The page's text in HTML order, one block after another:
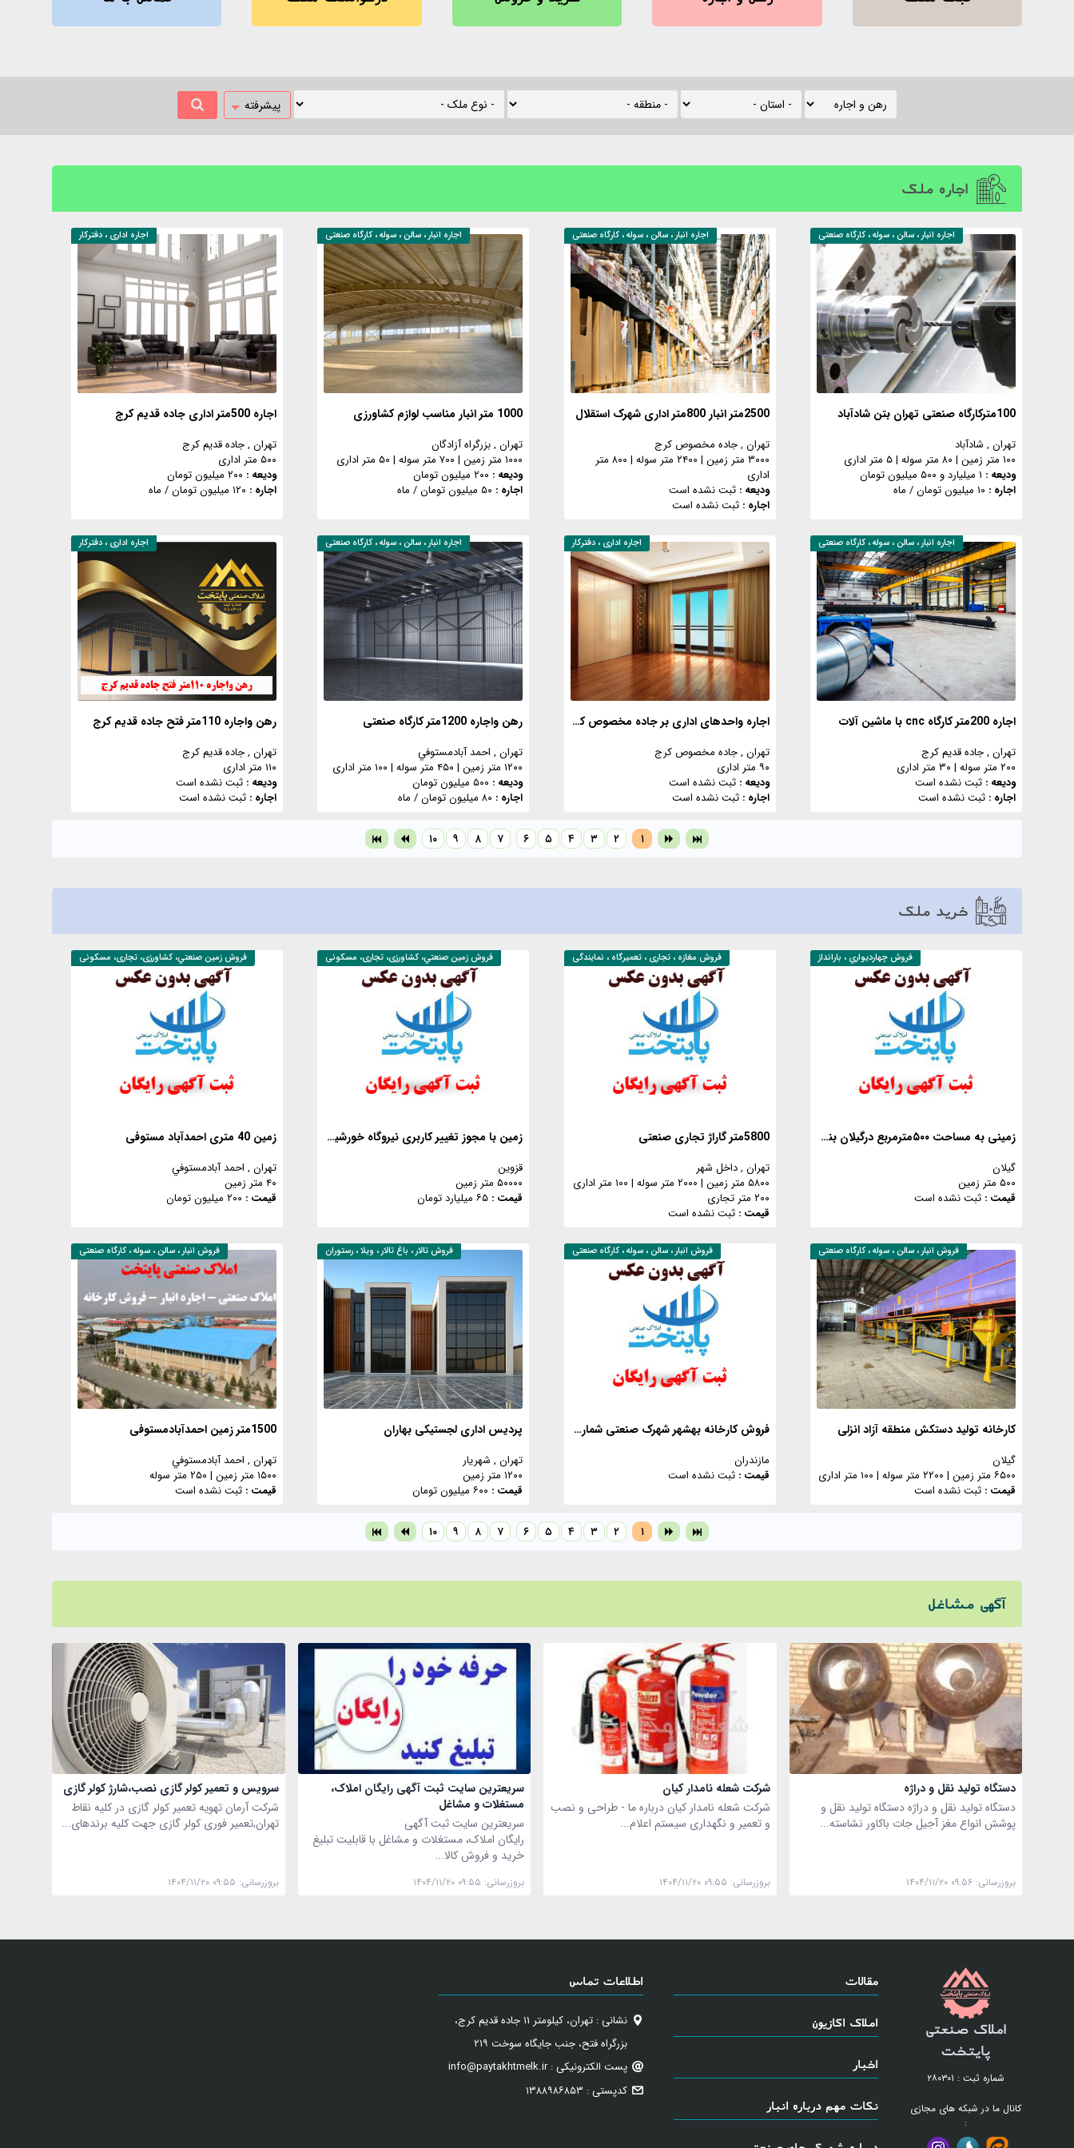
پیشرفته
اجاره ملک
اجاره انبار ، سالن ، سوله ، کارگاه صنعتی
تهران , شادآباد
۱۰۰ متر زمین
| ۸۰ متر سوله |۵ متر اداری
ودیعه :
اجاره : ۱۰ میلیون تومان / ماه
100مترکارگاه صنعتی تهران بتن شادآباد
اجاره انبار ، سالن ، سوله ، کارگاه صنعتی
تهران , جاده مخصوص کرج
۳۰۰۰ متر زمین
| ۲۴۰۰ متر سوله |
۸۰۰ متر
اداری
ودیعه : ثبت نشده است
اجاره :ثبت نشده است
2500متر انبار 800متر اداری شهرک استقلال
اجاره انبار ، سالن ، سوله ، کارگاه صنعتی
تهران , بزرگراه آزادگان
۱۰۰۰ متر زمین
| ۷۰۰ متر سوله | ۵۰ متر اداری
ودیعه :
اجاره : ۵۰ میلیون تومان / ماه
1000 متر انبار مناسب لوازم کشاورزی
اجاره اداری ، دفترکار
تهران , جاده قدیم کرج
۵۰۰ متر اداری
ودیعه :
اجاره : ۱۲۰ میلیون تومان / ماه
اجاره 500متر اداری جاده قدیم کرج
اجاره انبار ، سالن ، سوله ، کارگاه صنعتی
تهران , جاده قدیم کرج
۲۰۰ متر سوله
| ۳۰ متر اداری
ودیعه : ثبت نشده است
اجاره : ثبت نشده است
اجاره 200متر کارگاه cnc با ماشین آلات
اجاره اداری ، دفترکار
تهران , جاده مخصوص کرج
۹۰ متر اداری
ودیعه : ثبت نشده است
اجاره :ثبت نشده است
اجاره واحدهای اداری بر جاده مخصوص کرج
اجاره انبار ، سالن ، سوله ، کارگاه صنعتی
تهران , احمد آبادمستوفي
۱۲۰۰ متر زمین
| ۴۵۰ متر سوله | ۱۰۰ متر اداری
ودیعه :
اجاره : ۸۰ میلیون تومان / ماه
رهن واجاره 1200متر کارگاه صنعتی
اجاره اداری ، دفترکار
تهران , جاده قدیم کرج
۱۱۰ متر اداری
ودیعه : ثبت نشده است
اجاره :ثبت نشده است
رهن واجاره 110متر فتح جاده قدیم کرج
۱ ۲ ۳ ۴ ۵ ۶ ۷ ۸ ۹ ۱۰
خرید ملک
فروشچهارديواري ، بارانداز
گیلان
۵۰۰ متر زمین
قیمت : ثبت نشده است
زمینی به مساحت ۵۰۰مترمربع درگیلان بندرانزلی
فروش مغازه ، تجاری ، تعمیرگاه ، نمایندگی
تهران , داخل شهر
۵۸۰۰ متر زمین
| ۲۰۰۰ متر سوله | ۱۰۰ متر اداری
۲۰۰ متر تجاری
قیمت :ثبت نشده است
5800متر گاراژ تجاری صنعتی
فروشزمين صنعتي، کشاورزی، تجاری، مسکونی
قزوین
۵۰۰۰۰ متر زمین
قیمت : ۶۵ میلیارد تومان
زمین با مجوز تغییر کاربری نیروگاه خورشیدی
فروش زمين صنعتي، کشاورزی، تجاری، مسکونی
تهران , احمد آبادمستوفي
۴۰ متر زمین
قیمت : ۲۰۰ میلیون تومان
زمین 40 متری احمدآباد مستوفی
فروش انبار ، سالن ، سوله ، کارگاه صنعتی
گیلان
۶۵۰۰ متر زمین
| ۲۲۰۰ متر سوله | ۱۰۰ متر اداری
قیمت : ثبت نشده است
کارخانه تولید دستکش منطقه آزاد انزلی
فروش انبار ، سالن ، سوله ، کارگاه صنعتی
مازندران
قیمت :ثبت نشده است
فروش کارخانه بهشهر شهرک صنعتی شماره ۲
فروشتالار ، باغ تالار ، ویلا ، رستوران
تهران , شهریار
۱۲۰۰ متر زمین
قیمت : ۶۰۰ میلیون تومان
پردیس اداری لجستیکی بهاران
فروش انبار ، سالن ، سوله ، کارگاه صنعتی
تهران , احمد آبادمستوفي
۱۵۰۰ متر زمین
| ۲۵۰ متر سوله
قیمت :ثبت نشده است
1500متر زمین احمدآبادمستوفی
۱ ۲ ۳ ۴ ۵ ۶ ۷ ۸ ۹ ۱۰
آگهی مشاغل
دستگاه تولید نقل و دراژه
دستگاه تولید نقل و دراژه دستگاه تولید نقل و
پوشش انواع مغز آجیل جات باکاور نشاسته...
بروزرسانی: ۱۴۰۴/۱۱/۲۰ ۰۹:۵۶
شرکت شعله نامدار کیان
شرکت شعله نامدار کیان درباره ما - طراحی و نصب
و تعمیر و نگهداری سیستم اعلام...
بروزرسانی: ۱۴۰۴/۱۱/۲۰ ۰۹:۵۵
سریعترین سایت ثبت آگهی رایگان املاک،
مستغلات و مشاغل
سریعترین سایت ثبت آگهی
رایگان املاک، مستغلات و مشاغل با قابلیت تبلیغ
خرید و فروش کالا...
بروزرسانی: ۱۴۰۴/۱۱/۲۰ ۰۹:۵۵
سرویس و تعمیر کولر گازی نصب،شارژ کولر گازی
شرکت آرمان تهویه تعمیر کولر گازی در کلیه نقاط
تهران,تعمیر فوری کولر گازی جهت کلیه برندهای...
بروزرسانی: ۱۴۰۴/۱۱/۲۰ ۰۹:۵۵
املاک صنعتی
پایتخت
شماره ثبت : ۲۸۰۳۰۱
کانال ما در شبکه های مجازی
:
مقالات
املاک اکازیون
اخبار
نکات مهم درباره انبار
اطلاعات تماس
نشانی : تهران، کیلومتر ۱۱ جاده قدیم کرج،
بزرگراه فتح، جنب جایگاه سوخت ۲۱۹
پست الکترونیکی : info@paytakhtmelk.ir
کدپستی : ۱۳۸۸۹۸۶۸۵۳